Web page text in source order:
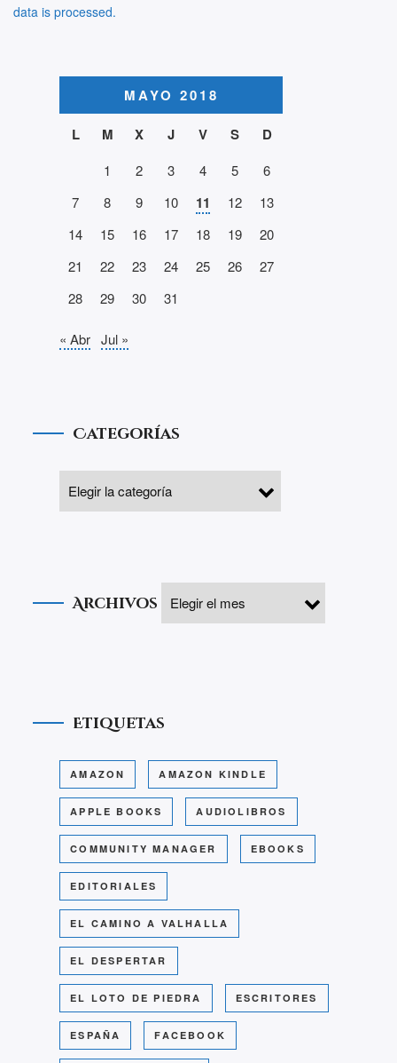
data is processed.
MAYO 2018
L
M X J V S D
1 2 3 4 5
6
7
8 9 10 11 12
13
14
15 16 17 18 19
20
21
22 23 24 25 26
27
28
29 30 31
« Abr Jul »
Categorías
Archivos
Etiquetas
AMAZON AMAZON KINDLE
APPLE BOOKS AUDIOLIBROS
COMMUNITY MANAGER EBOOKS
EDITORIALES
EL CAMINO A VALHALLA
EL DESPERTAR
EL LOTO DE PIEDRA ESCRITORES
ESPAÑA FACEBOOK